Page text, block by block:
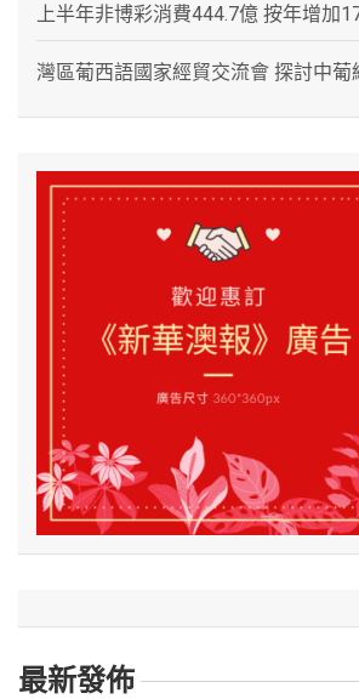
上半年非博彩消費444.7億 按年增加
灣區葡西語國家經貿交流會 探討中
最新發佈